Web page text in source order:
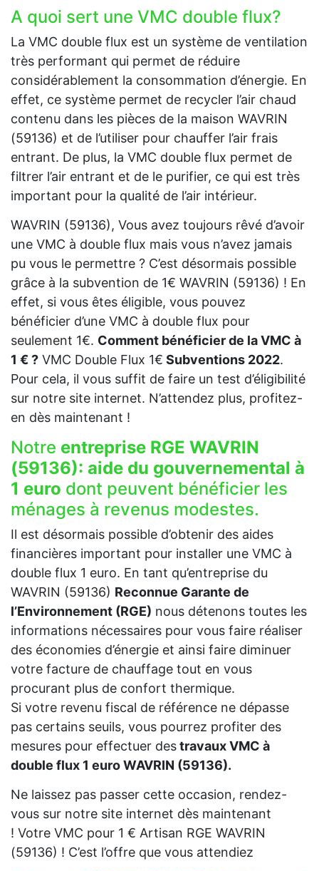
A quoi sert une VMC double flux?
La VMC double flux est un système de ventilation
très performant qui permet de réduire
considérablement la consommation d’énergie. En
effet, ce système permet de recycler l’air chaud
contenu dans les pièces de la maison WAVRIN
(59136) et de l’utiliser pour chauffer l’air frais
entrant. De plus, la VMC double flux permet de
filtrer l’air entrant et de le purifier, ce qui est très
important pour la qualité de l’air intérieur.
WAVRIN (59136), Vous avez toujours rêvé d’avoir
une VMC à double flux mais vous n’avez jamais
pu vous le permettre ? C’est désormais possible
grâce à la subvention de 1€ WAVRIN (59136) ! En
effet, si vous êtes éligible, vous pouvez
bénéficier d’une VMC à double flux pour
seulement 1€. Comment bénéficier de la VMC à
1 € ? VMC Double Flux 1€ Subventions 2022.
Pour cela, il vous suffit de faire un test d’éligibilité
sur notre site internet. N’attendez plus, profitez-
en dès maintenant !
Notre entreprise RGE WAVRIN
(59136): aide du gouvernemental à
1 euro dont peuvent bénéficier les
ménages à revenus modestes.
Il est désormais possible d’obtenir des aides
financières important pour installer une VMC à
double flux 1 euro. En tant qu’entreprise du
WAVRIN (59136) Reconnue Garante de
l’Environnement (RGE) nous détenons toutes les
informations nécessaires pour vous faire réaliser
des économies d’énergie et ainsi faire diminuer
votre facture de chauffage tout en vous
procurant plus de confort thermique.
Si votre revenu fiscal de référence ne dépasse
pas certains seuils, vous pourrez profiter des
mesures pour effectuer destravaux VMC à
double flux 1 euro WAVRIN (59136).
Ne laissez pas passer cette occasion, rendez-
vous sur notre site internet dès maintenant
! Votre VMC pour 1 € Artisan RGE WAVRIN
(59136) ! C’est l’offre que vous attendiez